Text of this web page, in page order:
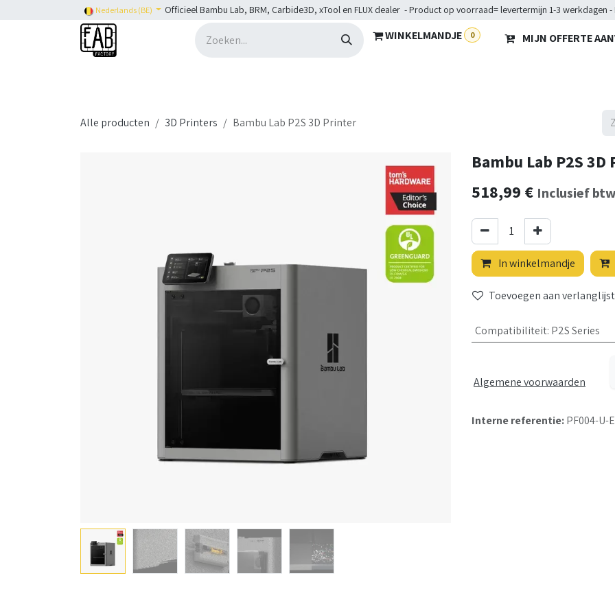
Overslaan naar inhoudNederlands (BE) Officieel Bambu Lab, BRM, Carbide3D, xTool en FLUX dealer - Product op voorraad= levertermijn 1-3
WINKELMANDJE 0 MIJN OFFERTE
Alle producten 3D Printers Bambu Lab P2S 3D Printer
Bambu Lab P2S
518,99 € Inclusief
In winkelmandje
Toevoegen aan verlanglijst
Compatibiliteit: P2S Series
Algemene voorwaarden
Interne referentie:PF004-U-